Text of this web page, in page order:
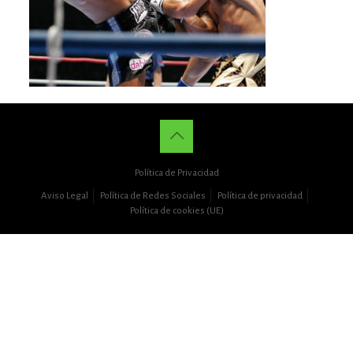
Política de Privacidad
Aviso Legal Política de Redes Sociales
Política de privacidad
Política de cookies (UE)